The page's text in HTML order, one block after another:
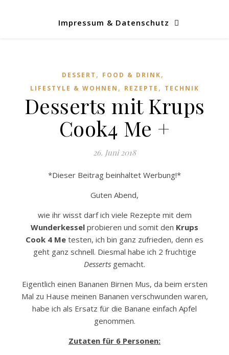
Impressum & Datenschutz
DESSERT , FOOD & DRINK,
LIFESTYLE & WOHNEN , REZEPTE , TECHNIK
Desserts mit Krups
Cook4 Me +
26. Juni 2018
*Dieser Beitrag beinhaltet Werbung!*
Guten Abend,
wie ihr wisst darf ich viele Rezepte mit dem
Wunderkessel probieren und somit den Krups
Cook 4 Me testen, ich bin ganz zufrieden, denn es
geht ganz schnell. Diesmal habe ich 2 fruchtige
Desserts gemacht.
Eigentlich einen Bananen Birnen Mus, da beim ersten
Mal zu Hause meinen Bananen verschwunden waren,
habe ich als Ersatz für die Banane einfach Apfel
genommen.
Zutaten für 6 Personen: